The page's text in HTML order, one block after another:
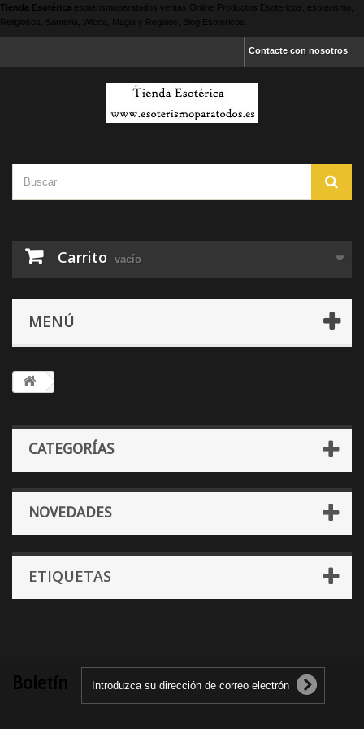
Tienda Esotérica esoterismoparatodos ventas Online Productos Esotericos, esoterismo,
Religiosos, Santeria, Wicca, Magia y Regalos, Blog Esotericos.
Contacte con nosotros
Carrito vacío
MENÚ
CATEGORÍAS
NOVEDADES
ETIQUETAS
Boletín